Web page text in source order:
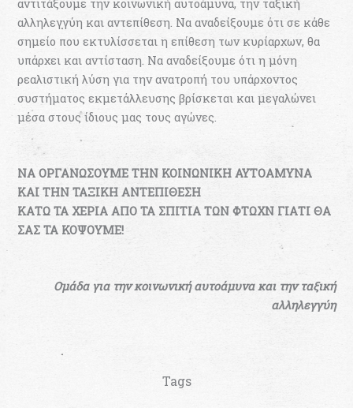
αντιτάξουμε την κοινωνική αυτοάμυνα, την ταξική
αλληλεγγύη και αντεπίθεση. Να αναδείξουμε ότι σε κάθε
σημείο που εκτυλίσσεται η επίθεση των κυρίαρχων, θα
υπάρχει και αντίσταση. Να αναδείξουμε ότι η μόνη
ρεαλιστική λύση για την ανατροπή του υπάρχοντος
συστήματος εκμετάλλευσης βρίσκεται και μεγαλώνει
μέσα στους ίδιους μας τους αγώνες.
ΝΑ ΟΡΓΑΝΩΣΟΥΜΕ ΤΗΝ ΚΟΙΝΩΝΙΚΗ ΑΥΤΟΑΜΥΝΑ
ΚΑΙ ΤΗΝ ΤΑΞΙΚΗ ΑΝΤΕΠΙΘΕΣΗ
ΚΑΤΩ ΤΑ ΧΕΡΙΑ ΑΠΟ ΤΑ ΣΠΙΤΙΑ ΤΩΝ ΦΤΩΧΝ ΓΙΑΤΙ ΘΑ
ΣΑΣ ΤΑ ΚΟΨΟΥΜΕ!
Ομάδα για την κοινωνική αυτοάμυνα και την ταξική
αλληλεγγύη
Tags